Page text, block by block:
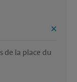
la place du